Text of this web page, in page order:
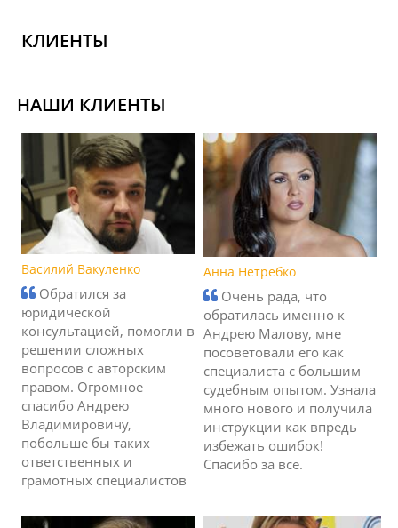
КЛИЕНТЫ
НАШИ КЛИЕНТЫ
Василий Вакуленко
Обратился за
юридической
консультацией, помогли в
решении сложных
вопросов с авторским
правом. Огромное
спасибо Андрею
Владимировичу,
побольше бы таких
ответственных и
грамотных специалистов
Анна Нетребко
Очень рада, что
обратилась именно к
Андрею Малову, мне
посоветовали его как
специалиста с большим
судебным опытом. Узнала
много нового и получила
инструкции как впредь
избежать ошибок!
Спасибо за все.